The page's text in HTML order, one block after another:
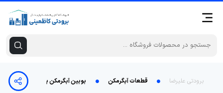
برودتی علیرضا قطعات آبگرمکن بوبین آبگرمکن بوتان مدل 3115 - فابریک شرکتی